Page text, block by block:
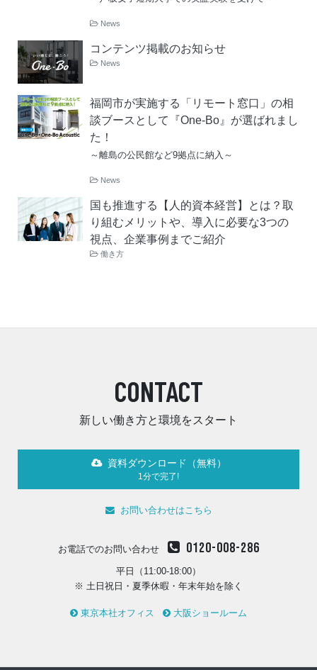
News
コンテンツ掲載のお知らせ
News
福岡市が実施する「リモート窓口」の相
談ブースとして『One-Bo』が選ばれまし
た！
～離島の公民館など9拠点に納入～
News
国も推進する【人的資本経営】とは？取
り組むメリットや、導入に必要な3つの
視点、企業事例までご紹介
働き方
CONTACT
新しい働き方と環境をスタート
資料ダウンロード（無料）
1分で完了!
お問い合わせはこちら
お電話でのお問い合わせ 0120-008-286
平日（11:00-18:00）
※ 土日祝日・夏季休暇・年末年始を除く
東京本社オフィス 大阪ショールーム